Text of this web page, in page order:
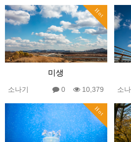
Hot
미생
소나기 0 10,379 소
Hot